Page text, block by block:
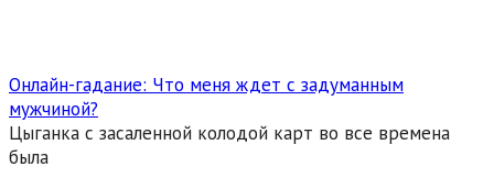
Онлайн-гадание: Что меня ждет с задуманным
мужчиной?
Цыганка с засаленной колодой карт во все времена
была